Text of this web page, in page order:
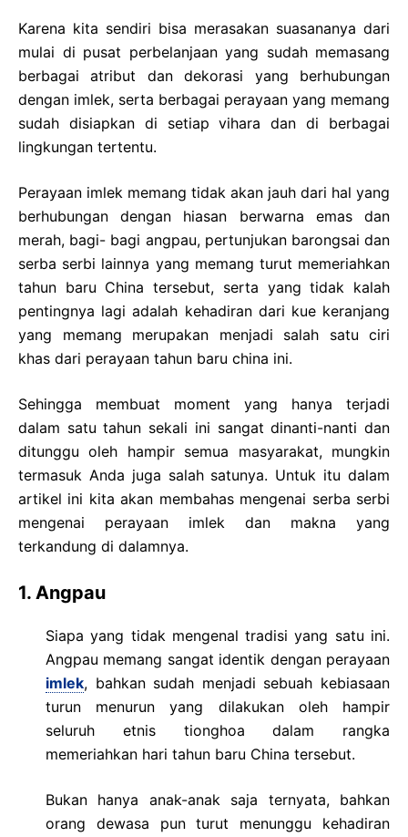
Karena kita sendiri bisa merasakan suasananya dari
mulai di pusat perbelanjaan yang sudah memasang
berbagai atribut dan dekorasi yang berhubungan
dengan imlek, serta berbagai perayaan yang memang
sudah disiapkan di setiap vihara dan di berbagai
lingkungan tertentu.
Perayaan imlek memang tidak akan jauh dari hal yang
berhubungan dengan hiasan berwarna emas dan
merah, bagi- bagi angpau, pertunjukan barongsai dan
serba serbi lainnya yang memang turut memeriahkan
tahun baru China tersebut, serta yang tidak kalah
pentingnya lagi adalah kehadiran dari kue keranjang
yang memang merupakan menjadi salah satu ciri
khas dari perayaan tahun baru china ini.
Sehingga membuat moment yang hanya terjadi
dalam satu tahun sekali ini sangat dinanti-nanti dan
ditunggu oleh hampir semua masyarakat, mungkin
termasuk Anda juga salah satunya. Untuk itu dalam
artikel ini kita akan membahas mengenai serba serbi
mengenai perayaan imlek dan makna yang
terkandung di dalamnya.
1. Angpau
Siapa yang tidak mengenal tradisi yang satu ini.
Angpau memang sangat identik dengan perayaan
imlek, bahkan sudah menjadi sebuah kebiasaan
turun menurun yang dilakukan oleh hampir
seluruh etnis tionghoa dalam rangka
memeriahkan hari tahun baru China tersebut.
Bukan hanya anak-anak saja ternyata, bahkan
orang dewasa pun turut menunggu kehadiran